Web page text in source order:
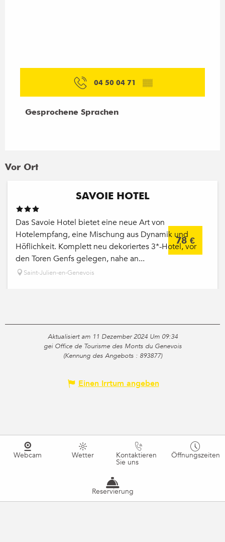
04 50 04 71 ▒▒
Gesprochene Sprachen
Gesprochene Sprachen
Vor Ort
78€
SAVOIE HOTEL
Das Savoie Hotel bietet eine neue Art von
Hotelempfang, eine Mischung aus Dynamik und
Höflichkeit. Komplett neu dekoriertes 3*-Hotel, vor
den Toren Genfs gelegen, nahe an...
Saint-Julien-en-Genevois
Aktualisiert am 11 Dezember 2024 Um 09:34
gei Office de Tourisme des Monts du Genevois
(Kennung des Angebots : 893877)
Einen Irrtum angeben
Webcam Wetter Kontaktieren
Sie uns
Öffnungszeiten
Reservierung